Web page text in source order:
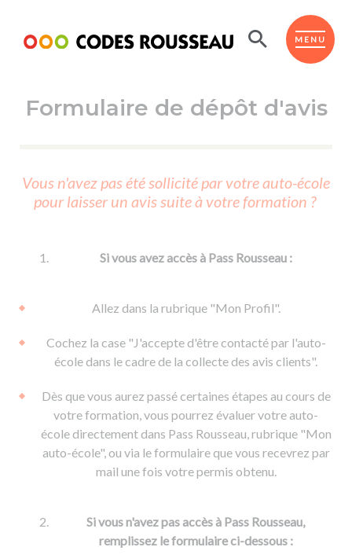
MENU
ESPACE ÉLÈVE
Code de la route
Passer l'ASSR
Réviser le code
Passer l'ETM
Permis voiture
Permis remorque
Permis & handicap
d'apprentissage
De la conduite en voiture
De la conduite à moto
Voir tous les supports
Formations pro.
Permis poids lourd
Formation FCO
Formation CACES
Devenir enseignant de la conduite
Ressources
Formulaire de dépôt d'avis
Vous n'avez pas été sollicité par votre auto-école
pour laisser un avis suite à votre formation ?
Si vous avez accès à Pass Rousseau :
Allez dans la rubrique "Mon Profil".
Cochez la case "J'accepte d'être contacté par l'auto-
école dans le cadre de la collecte des avis clients".
Dès que vous aurez passé certaines étapes au cours de
votre formation, vous pourrez évaluer votre auto-
école directement dans Pass Rousseau, rubrique "Mon
auto-école", ou via le formulaire que vous recevrez par
mail une fois votre permis obtenu.
Si vous n'avez pas accès à Pass Rousseau,
remplissez le formulaire ci-dessous :